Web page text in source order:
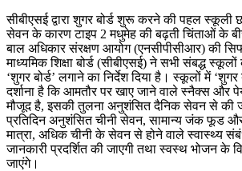
सीबीएसई द्वारा शुगर बोर्ड शुरू करने की पहल स्कूली
सेवन के कारण टाइप 2 मधुमेह की बढ़ती चिंताओं के
बाल अधिकार संरक्षण आयोग (एनसीपीसीआर) की
माध्यमिक शिक्षा बोर्ड (सीबीएसई) ने सभी संबद्ध
‘शुगर बोर्ड’ लगाने का निर्देश दिया है। स्कूलों में ‘शुगर
दर्शाना है कि आमतौर पर खाए जाने वाले स्नैक्स और पेय
मौजूद है, इसकी तुलना अनुशंसित दैनिक सेवन से की
प्रतिदिन अनुशंसित चीनी सेवन, सामान्य जंक फूड और
मात्रा, अधिक चीनी के सेवन से होने वाले स्वास्थ्य
जानकारी प्रदर्शित की जाएगी तथा स्वस्थ भोजन के
जाएंगे।